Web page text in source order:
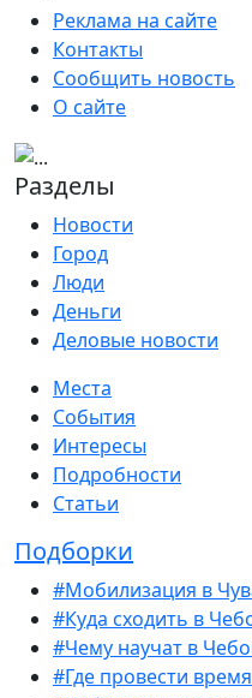
Реклама на сайте
Контакты
Сообщить новость
О сайте
Разделы
Новости
Город
Люди
Деньги
Деловые новости
Места
События
Интересы
Подробности
Статьи
Подборки
#Мобилизация в
#Куда сходить в
#Чему научат в
#Где провести